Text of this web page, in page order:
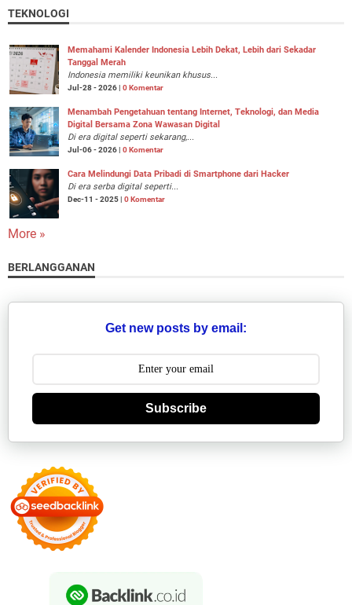
TEKNOLOGI
Memahami Kalender Indonesia Lebih Dekat, Lebih dari Sekadar
Tanggal Merah
Indonesia memiliki keunikan khusus...
Jul-28 - 2026 | 0 Komentar
Menambah Pengetahuan tentang Internet, Teknologi, dan Media
Digital Bersama Zona Wawasan Digital
Di era digital seperti sekarang,...
Jul-06 - 2026 | 0 Komentar
Cara Melindungi Data Pribadi di Smartphone dari Hacker
Di era serba digital seperti...
Dec-11 - 2025 | 0 Komentar
More »
BERLANGGANAN
Get new posts by email:
Subscribe